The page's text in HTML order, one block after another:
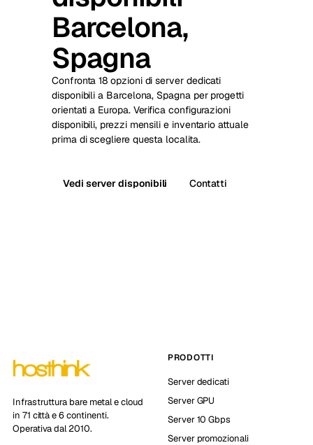
Barcelona,
Spagna
Confronta 18 opzioni di server dedicati
disponibili a Barcelona, Spagna per progetti
orientati a Europa. Verifica configurazioni
disponibili, prezzi mensili e inventario attuale
prima di scegliere questa localita.
Vedi server disponibili Contatti
Infrastruttura bare metal e cloud
in 71 città e 6 continenti.
Operativa dal 2010.
PRODOTTI
Server dedicati
Server GPU
Server 10 Gbps
Server promozionali